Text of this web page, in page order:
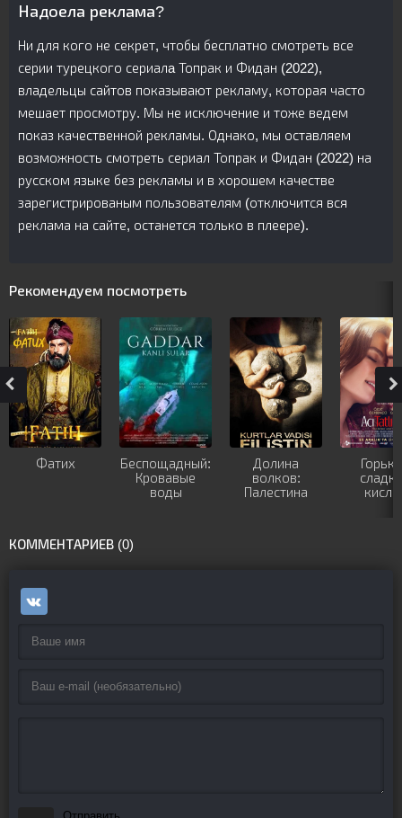
Надоела реклама?
Ни для кого не секрет, чтобы бесплатно смотреть все
серии турецкого сериалa Топрак и Фидан (2022),
владельцы сайтов показывают рекламу, которая часто
мешает просмотру. Мы не исключение и тоже ведем
показ качественной рекламы. Однако, мы оставляем
возможность смотреть сериал Топрак и Фидан (2022) на
русском языке без рекламы и в хорошем качестве
зарегистрированым пользователям (отключится вся
реклама на сайте, останется только в плеере).
Рекомендуем посмотреть
Фатих
Беспощадный:
Кровавые
воды
Долина
волков:
Палестина
КОММЕНТАРИЕВ (0)